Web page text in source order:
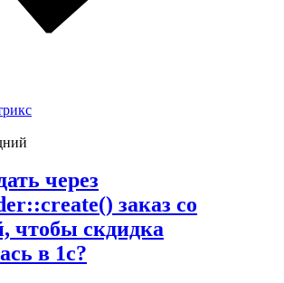
через
заказ со
чтобы скдидка
в 1с?